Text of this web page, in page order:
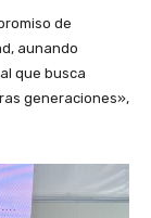
de
aunando
que busca
generaciones»,